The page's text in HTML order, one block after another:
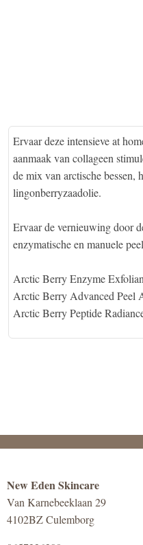
Ervaar deze intensieve at
aanmaak van collageen
de mix van arctische bessen,
lingonberryzaadolie.
Ervaar de vernieuwing door
enzymatische en manuele
Arctic Berry Enzyme
Arctic Berry Advanced Peel
Arctic Berry Peptide
New Eden Skincare
Van Karnebeeklaan 29
4102BZ Culemborg